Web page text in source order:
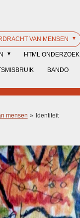
VAN MENSEN
HTML ONDERZOEK
BANDO
mensen » Identiteit